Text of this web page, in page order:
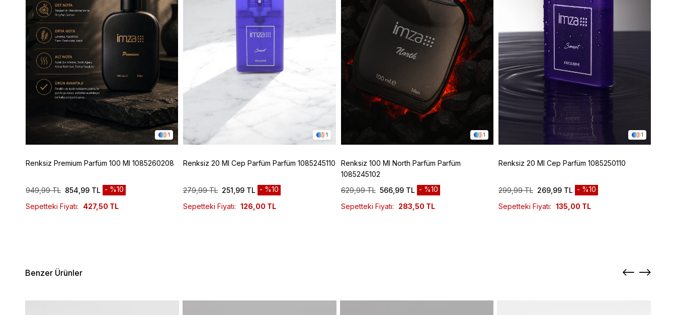
1
Renksiz Premium Parfüm 100 Ml 1085260208
949,99 TL 854,99 TL
%10
Sepetteki Fiyatı:
427,50 TL
1
Renksiz 20 Ml Cep Parfüm Parfüm 1085245110
279,99 TL 251,99 TL
%10
Sepetteki Fiyatı: 126,00 TL
1
Renksiz 100 Ml North Parfüm Parfüm
1085245102
629,99 TL 566,99 TL
%10
Sepetteki Fiyatı:
283,50 TL
1
Renksiz 20 Ml Cep Parfüm 1085250110
299,99 TL 269,99 TL
%10
Sepetteki Fiyatı: 135,00 TL
Benzer Ürünler